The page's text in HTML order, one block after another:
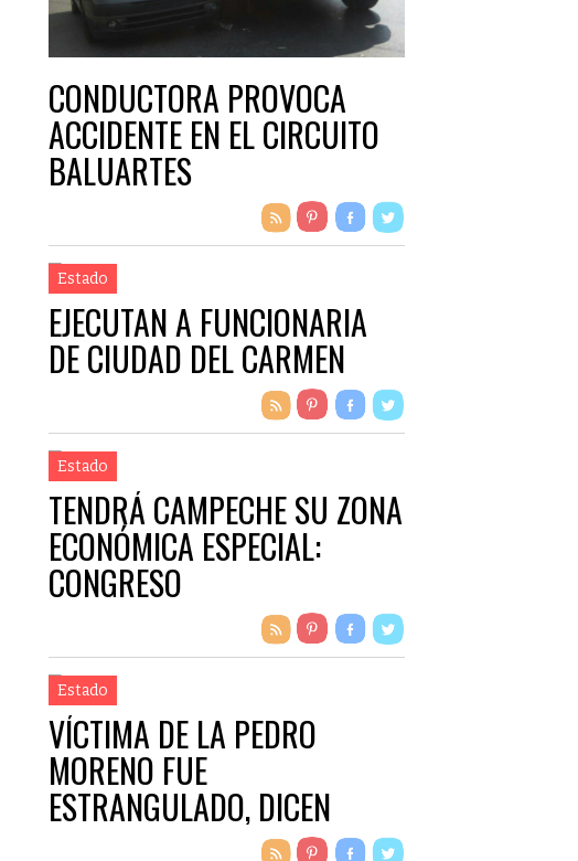
CONDUCTORA PROVOCA
ACCIDENTE EN EL CIRCUITO
BALUARTES
Estado
EJECUTAN A FUNCIONARIA
DE CIUDAD DEL CARMEN
Estado
TENDRÁ CAMPECHE SU ZONA
ECONÓMICA ESPECIAL:
CONGRESO
Estado
VÍCTIMA DE LA PEDRO
MORENO FUE
ESTRANGULADO, DICEN